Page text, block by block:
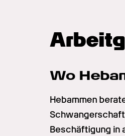
Wo
Hebammen
Beschäftigung in